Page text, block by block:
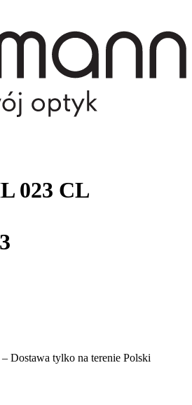
023 CL
– Dostawa tylko na terenie Polski